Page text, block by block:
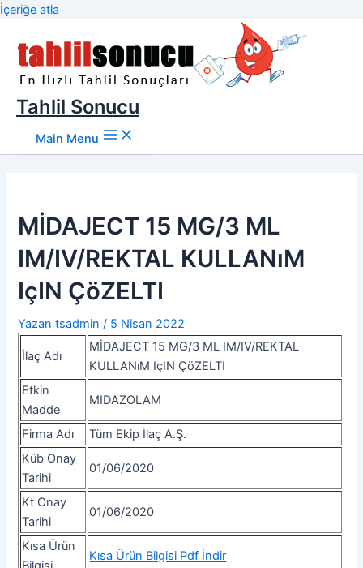
İçeriğe atla
Tahlil Sonucu
Main Menu
MİDAJECT 15 MG/3 ML
IM/IV/REKTAL KULLANıM
IçIN ÇöZELTI
Yazan tsadmin/ 5 Nisan 2022
İlaç Adı
MİDAJECT 15 MG/3 ML IM/IV/REKTAL
KULLANıM IçIN ÇöZELTI
Etkin
Madde
MIDAZOLAM
Firma Adı
Tüm Ekip İlaç A.Ş.
Küb Onay
Tarihi
01/06/2020
Kt Onay
Tarihi
01/06/2020
Kısa Ürün
Kısa Ürün Bilgisi Pdf İndir